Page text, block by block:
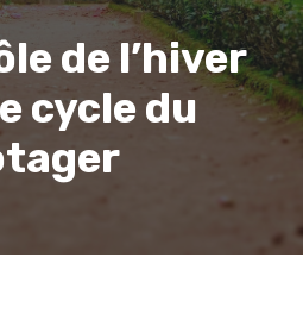
de l’hiver
cycle du